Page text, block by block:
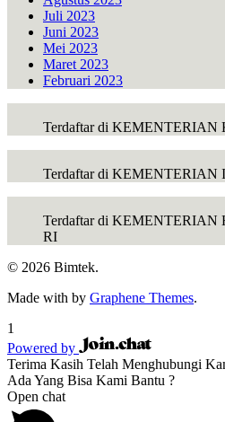
Juli 2023
Juni 2023
Mei 2023
Maret 2023
Februari 2023
Terdaftar di
Terdaftar di KEMENTERIAN
Terdaftar di
RI
© 2026 Bimtek.
Made with by Graphene Themes.
1
Powered by
Terima Kasih Telah Menghubungi
Ada Yang Bisa Kami Bantu ?
Open chat